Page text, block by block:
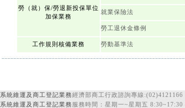
勞（就）保/勞退新投保單位
加保業務
就業保險法
勞工退休金條例
工作規則核備業務 勞動基準法
系統維運及商工登記業務經濟部商工行政諮詢專線
系統維運及商工登記業務 服務時間：星期一~星期五